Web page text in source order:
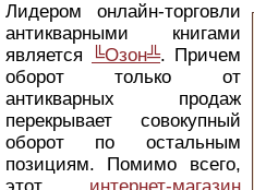
Лидером онлайн-торговли
антикварными книгами
является
╚Озон╩. Причем
оборот только от
антикварных продаж
перекрывает совокупный
оборот по остальным
позициям. Помимо всего,